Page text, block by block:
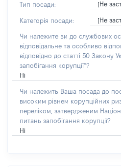
Тип посади: [Не
Категорія посади: [Не
Чи належите ви до службових
відповідальне та особливо
відповідно до статті 50 Закону
запобігання корупції”?
Ні
Чи належить Ваша посада до
високим рівнем корупційних
переліком, затвердженим
питань запобігання корупції?
Ні